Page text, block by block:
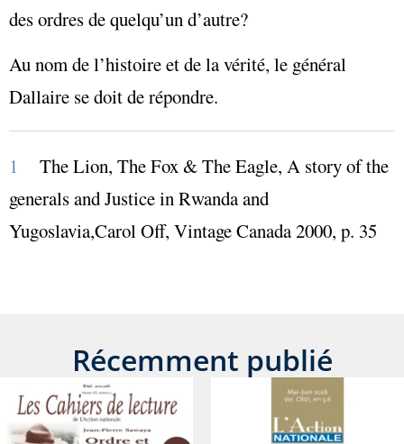
des ordres de quelqu’un d’autre?
Au nom de l’histoire et de la vérité, le général
Dallaire se doit de répondre.
1
The Lion, The Fox & The Eagle, A story of the
generals and Justice in Rwanda and
Yugoslavia,Carol Off, Vintage Canada 2000, p. 35
Récemment publié